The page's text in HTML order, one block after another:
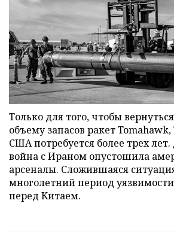
Только для того, чтобы
объему запасов ракет
США потребуется более трех
война с Ираном опустошила
арсеналы. Сложившаяся
многолетний период
перед Китаем.